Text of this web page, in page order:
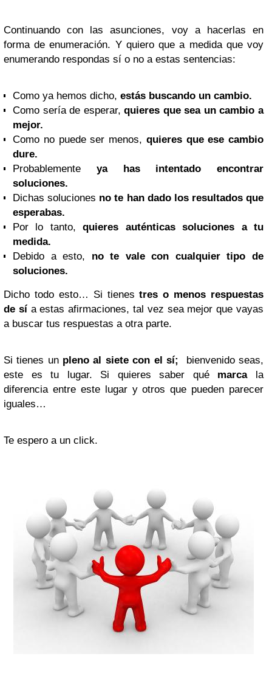
Continuando con las asunciones, voy a hacerlas en
forma de enumeración. Y quiero que a medida que voy
enumerando respondas sí o no a estas sentencias:
Como ya hemos dicho, estás buscando un cambio.
Como sería de esperar,quieres que sea un cambio a
mejor.
Como no puede ser menos, quieres que ese cambio
dure.
Probablemente ya has intentado encontrar
soluciones.
Dichas soluciones no te han dado los resultados que
esperabas.
Por lo tanto, quieres auténticas soluciones a tu
medida.
Debido a esto, no te vale con cualquier tipo de
soluciones.
Dicho todo esto… Si tienestres o menos respuestas
de sía estas afirmaciones, tal vez sea mejor que vayas
a buscar tus respuestas a otra parte.
Si tienes un pleno al siete con el sí;
bienvenido seas,
este es tu lugar. Si quieres saber qué marcala
diferencia entre este lugar y otros que pueden parecer
iguales…
Te espero a un click.